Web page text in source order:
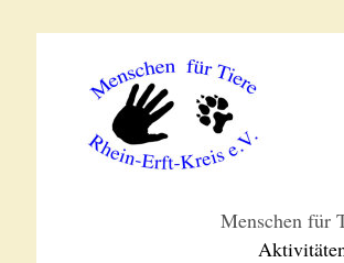
Menschen für